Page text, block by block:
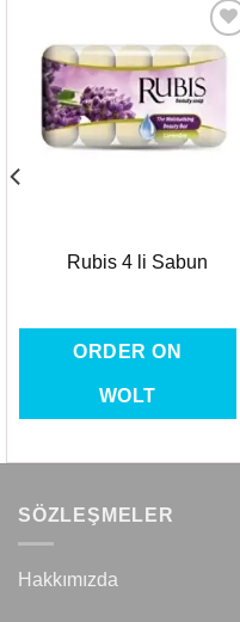
Favorilere
Ekle
Rubis 4 li Sabun
ORDER ON
WOLT
SÖZLEŞMELER
Hakkımızda